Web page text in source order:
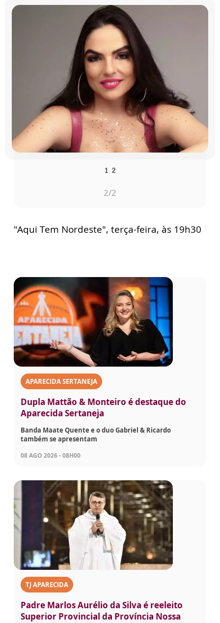
1 2
2/2
"Aqui Tem Nordeste", terça-feira, às 19h30
APARECIDA SERTANEJA
Dupla Mattão & Monteiro é destaque do
Aparecida Sertaneja
Banda Maate Quente e o duo Gabriel & Ricardo
também se apresentam
08 AGO 2026 - 08H00
TJ APARECIDA
Padre Marlos Aurélio da Silva é reeleito
Superior Provincial da Província Nossa